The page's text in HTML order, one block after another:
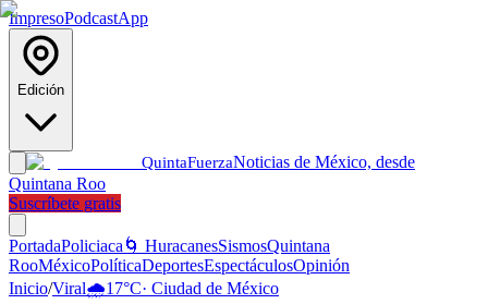
ImpresoPodcastApp
Edición
QuintaFuerzaNoticias de México, desde
Quintana Roo
Suscríbete gratis
PortadaPoliciaca 🌀 HuracanesSismosQuintana
RooMéxicoPolíticaDeportesEspectáculosOpinión
Inicio/Viral🌧️17°C· Ciudad de México